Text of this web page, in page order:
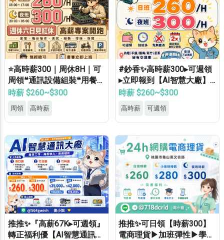
⭐高時薪300｜周休8H｜可
周領❝通訊設備組裝❝用餐補
助⭐等當兵可❝免經驗
時薪 $260~$300
周領 高時薪
#鈔香✨高時薪300▸可週領
▸立即報到【AI智慧大廠】
桃竹苗專車免費接送▸轉正
時薪 $260~$300
高時薪 可週領
推推✨『高薪67K▸可週領』
轉正福利優【AI智慧通訊大
推推✨可日領【時薪300】
電商理貨▶加班彈性▶學生